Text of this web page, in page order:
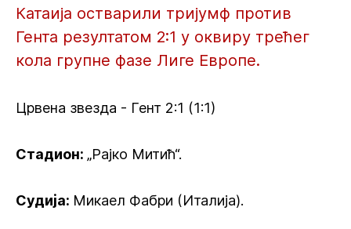
Катаија остварили тријумф против
Гента резултатом 2:1 у оквиру трећег
кола групне фазе Лиге Европе.
Црвена звезда - Гент 2:1 (1:1)
Стадион: „Рајко Митић“.
Судија: Микаел Фабри (Италија).